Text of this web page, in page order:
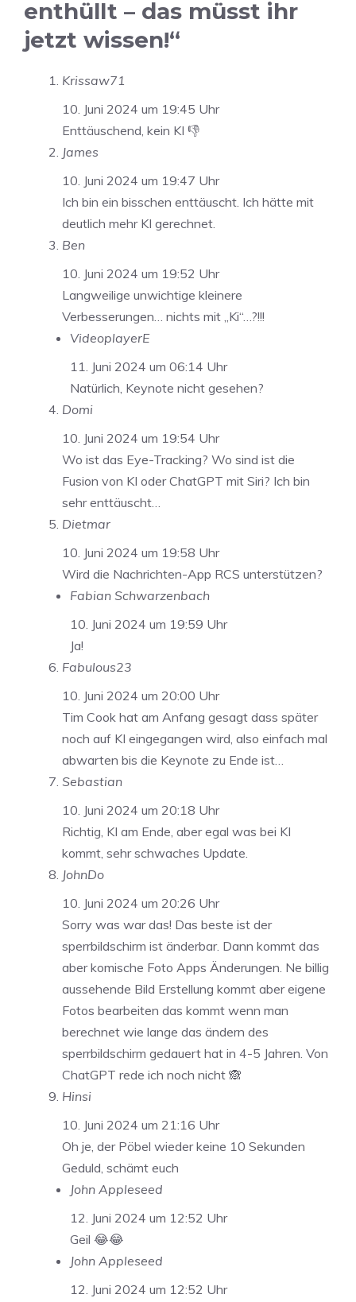
enthüllt – das müsst ihr
jetzt wissen!“
Krissaw71
10. Juni 2024 um 19:45 Uhr
Enttäuschend, kein KI 👎
James
10. Juni 2024 um 19:47 Uhr
Ich bin ein bisschen enttäuscht. Ich hätte mit
deutlich mehr KI gerechnet.
Ben
10. Juni 2024 um 19:52 Uhr
Langweilige unwichtige kleinere
Verbesserungen… nichts mit „Ki“…?!!!
VideoplayerE
11. Juni 2024 um 06:14 Uhr
Natürlich, Keynote nicht gesehen?
Domi
10. Juni 2024 um 19:54 Uhr
Wo ist das Eye-Tracking? Wo sind ist die
Fusion von KI oder ChatGPT mit Siri? Ich bin
sehr enttäuscht…
Dietmar
10. Juni 2024 um 19:58 Uhr
Wird die Nachrichten-App RCS unterstützen?
Fabian Schwarzenbach
10. Juni 2024 um 19:59 Uhr
Ja!
Fabulous23
10. Juni 2024 um 20:00 Uhr
Tim Cook hat am Anfang gesagt dass später
noch auf KI eingegangen wird, also einfach mal
abwarten bis die Keynote zu Ende ist…
Sebastian
10. Juni 2024 um 20:18 Uhr
Richtig, KI am Ende, aber egal was bei KI
kommt, sehr schwaches Update.
JohnDo
10. Juni 2024 um 20:26 Uhr
Sorry was war das! Das beste ist der
sperrbildschirm ist änderbar. Dann kommt das
aber komische Foto Apps Änderungen. Ne billig
aussehende Bild Erstellung kommt aber eigene
Fotos bearbeiten das kommt wenn man
berechnet wie lange das ändern des
sperrbildschirm gedauert hat in 4-5 Jahren. Von
ChatGPT rede ich noch nicht 🙈
Hinsi
10. Juni 2024 um 21:16 Uhr
Oh je, der Pöbel wieder keine 10 Sekunden
Geduld, schämt euch
John Appleseed
12. Juni 2024 um 12:52 Uhr
Geil 😂😂
John Appleseed
12. Juni 2024 um 12:52 Uhr